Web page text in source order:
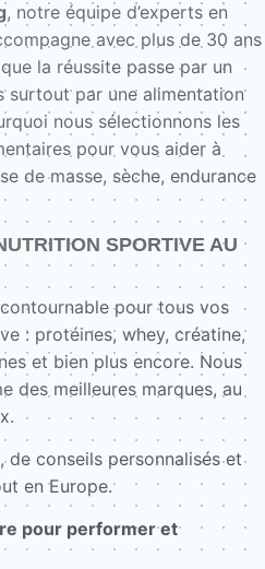
, notre équipe d’experts en
avec plus de 30 ans
la réussite passe par un
surtout par une alimentation
nous sélectionnons les
pour vous aider à
de masse, sèche, endurance
SPORTIVE AU
pour tous vos
: protéines, whey, créatine,
et bien plus encore. Nous
des meilleures marques, au
conseils personnalisés et
en Europe.
pour performer et